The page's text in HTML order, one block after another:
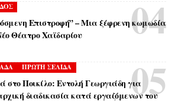
Επιστροφή” – Μια ξέφρενη κωμωδία
Θέατρο Χαϊδαρίου
ΠΡΩΤΗ ΣΕΛΙΔΑ
στο Ποικίλο: Εντολή Γεωργιάδη για
διαδικασία κατά εργαζόμενων του